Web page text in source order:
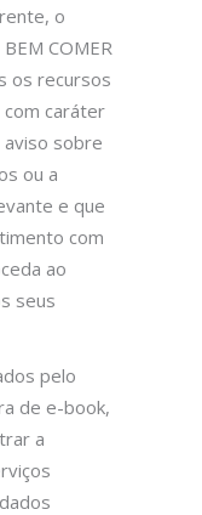
o
COMER
os recursos
com caráter
sobre
ou a
e que
com
ao
seus
pelo
de e-book,
a